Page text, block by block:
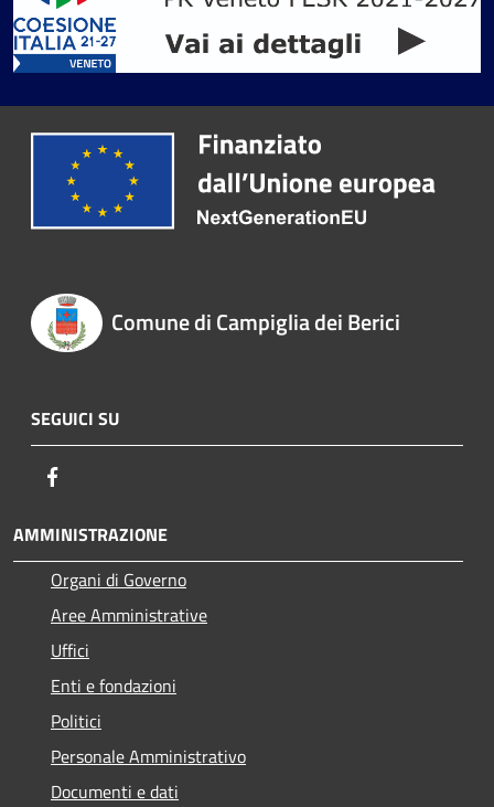
Comune di Campiglia dei Berici
SEGUICI SU
AMMINISTRAZIONE
Organi di Governo
Aree Amministrative
Uffici
Enti e fondazioni
Politici
Personale Amministrativo
Documenti e dati